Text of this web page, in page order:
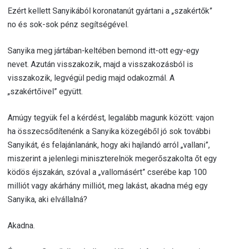
Ezért kellett Sanyikából koronatanút gyártani a „szakértők”
no és sok-sok pénz segítségével.
Sanyika meg jártában-keltében bemond itt-ott egy-egy
nevet. Azután visszakozik, majd a visszakozásból is
visszakozik, legvégül pedig majd odakozmál. A
„szakértőivel” együtt.
Amúgy tegyük fel a kérdést, legalább magunk között: vajon
ha összecsődítenénk a Sanyika közegéből jó sok további
Sanyikát, és felajánlanánk, hogy aki hajlandó arról „vallani”,
miszerint a jelenlegi miniszterelnök megerőszakolta őt egy
ködös éjszakán, szóval a „vallomásért” cserébe kap 100
milliót vagy akárhány milliót, meg lakást, akadna még egy
Sanyika, aki elvállalná?
Akadna.